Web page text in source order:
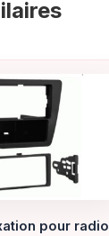
pour radio